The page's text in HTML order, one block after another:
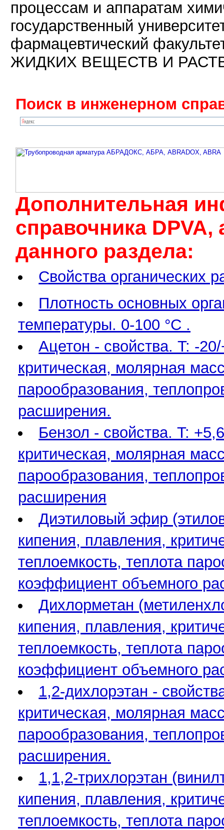
процессам и аппаратам
государственный
фармацевтический
ЖИДКИХ ВЕЩЕСТВ И
Поиск в инженерном
Дополнительная
cправочника
данного раздела:
Свойства органических
Плотность основных
температуры. 0-100 °С .
Ацетон - свойства. T: -
критическая, молярная
парообразования,
расширения.
Бензол - свойства. T:
критическая, молярная
парообразования,
расширения
Диэтиловый эфир
кипения, плавления,
теплоемкость, теплота
коэффициент объемного
Дихлорметан
кипения, плавления,
теплоемкость, теплота
коэффициент объемного
1,2-дихлорэтан -
критическая, молярная
парообразования,
расширения.
1,1,2-трихлорэтан
кипения, плавления,
теплоемкость, теплота